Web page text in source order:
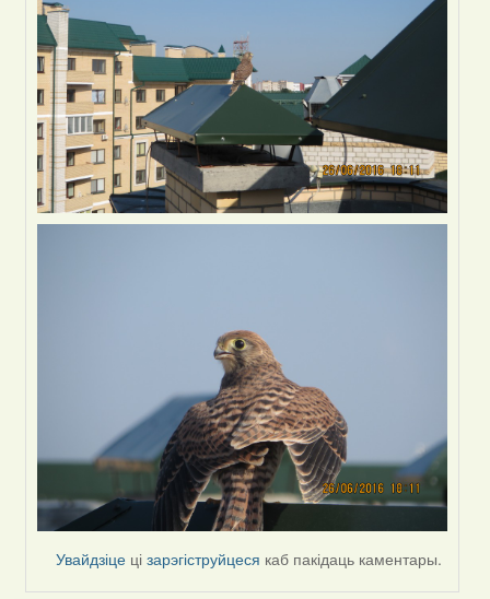
Увайдзіце цізарэгіструйцеся каб пакідаць каментары.